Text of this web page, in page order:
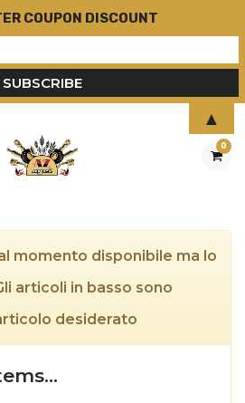
0
momento disponibile ma lo
articoli in basso sono
desiderato
COUPON DISCOUNT
▲